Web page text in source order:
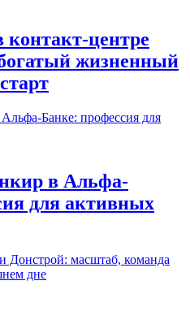
центре
жизненный
в Альфа-
для активных